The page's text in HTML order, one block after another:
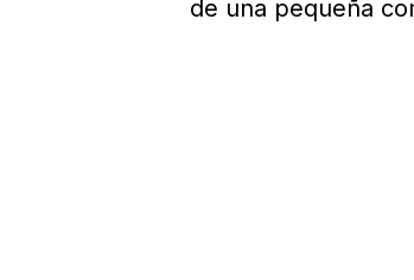
de una pequeña